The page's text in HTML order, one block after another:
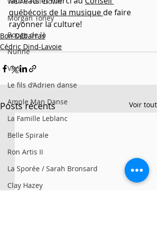
Morgan Toney
Bouge de là
Nunne
Vías
Le fils d’Adrien danse
Ample Man Danse
La Famille Leblanc
Belle Spirale
Ron Artis II
La Sporée / Sarah Bronsard
Clay Hazey
québécois de la musique de faire
rayonner la culture!
Bon Débarras
Cédric Dind-Lavoie
Posts récents Voir tout